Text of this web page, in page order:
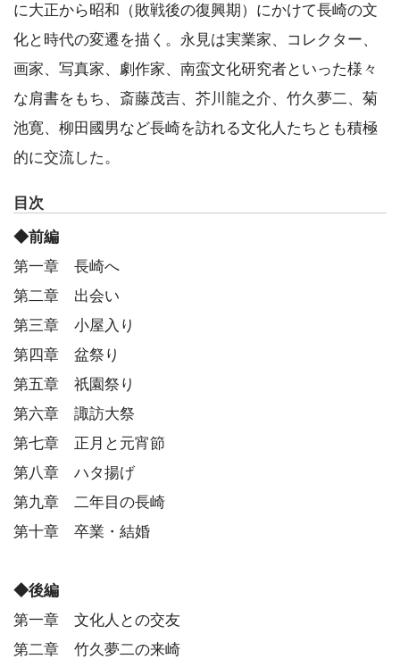
に大正から昭和（敗戦後の復興期）にかけて長崎の文
化と時代の変遷を描く。永見は実業家、コレクター、
画家、写真家、劇作家、南蛮文化研究者といった様々
な肩書をもち、斎藤茂吉、芥川龍之介、竹久夢二、菊
池寛、柳田國男など長崎を訪れる文化人たちとも積極
的に交流した。
目次
◆前編
第一章 長崎へ
第二章 出会い
第三章 小屋入り
第四章 盆祭り
第五章 祇園祭り
第六章 諏訪大祭
第七章 正月と元宵節
第八章 ハタ揚げ
第九章 二年目の長崎
第十章 卒業・結婚
◆後編
第一章 文化人との交友
第二章 竹久夢二の来崎